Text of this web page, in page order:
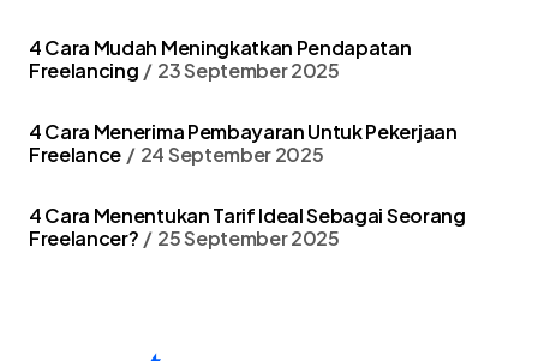
4 Cara Mudah Meningkatkan Pendapatan
Freelancing
23 September 2025
4 Cara Menerima Pembayaran Untuk Pekerjaan
Freelance
24 September 2025
4 Cara Menentukan Tarif Ideal Sebagai Seorang
Freelancer?
25 September 2025